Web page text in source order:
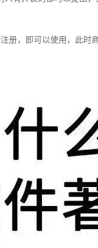
册，即可以使用，此时